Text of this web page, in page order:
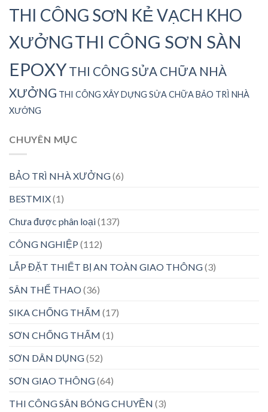
THI CÔNG SƠN KẺ VẠCH KHO
XƯỞNGTHI CÔNG SƠN SÀN
EPOXYTHI CÔNG SỬA CHỮA NHÀ
XƯỞNG THI CÔNG XÂY DỰNG SỬA CHỮA BẢO TRÌ NHÀ
XƯỞNG
CHUYÊN MỤC
BẢO TRÌ NHÀ XƯỞNG(6)
BESTMIX(1)
Chưa được phân loại(137)
CÔNG NGHIỆP (112)
LẮP ĐẶT THIẾT BỊ AN TOÀN GIAO THÔNG(3)
SÂN THỂ THAO(36)
SIKA CHỐNG THẤM (17)
SƠN CHỐNG THẤM (1)
SƠN DÂN DỤNG(52)
SƠN GIAO THÔNG(64)
THI CÔNG SÂN BÓNG CHUYỀN (3)